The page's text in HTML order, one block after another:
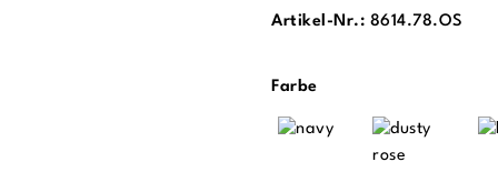
Artikel-Nr.: 8614.78.OS
Farbeauswählen